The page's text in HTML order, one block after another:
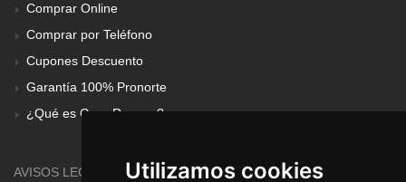
Utilizamos cookies
Comprar Online
Comprar por Teléfono
Cupones Descuento
Garantía 100% Pronorte
¿Qué es Gear Renove?
AVISOS LEGALES